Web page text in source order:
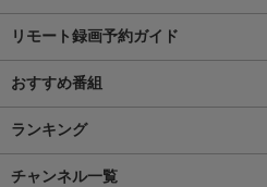
リモート録画予約ガイド
おすすめ番組
ランキング
チャンネル一覧